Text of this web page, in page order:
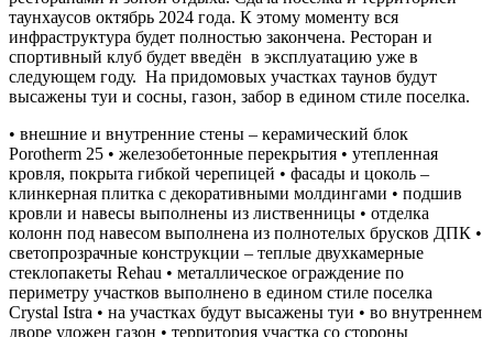
таунхаусов октябрь 2024 года. К этому моменту вся
инфраструктура будет полностью закончена. Ресторан и
спортивный клуб будет введён в эксплуатацию уже в
следующем году. На придомовых участках таунов будут
высажены туи и сосны, газон, забор в едином стиле поселка.
• внешние и внутренние стены – керамический блок
Porotherm 25 • железобетонные перекрытия • утепленная
кровля, покрыта гибкой черепицей • фасады и цоколь –
клинкерная плитка с декоративными молдингами • подшив
кровли и навесы выполнены из лиственницы • отделка
колонн под навесом выполнена из полнотелых брусков ДПК •
светопрозрачные конструкции – теплые двухкамерные
стеклопакеты Rehau • металлическое ограждение по
периметру участков выполнено в едином стиле поселка
Crystal Istra • на участках будут высажены туи • во внутреннем
дворе уложен газон • территория участка со стороны